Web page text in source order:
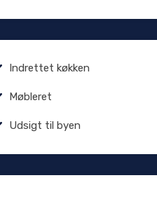
Indrettet køkken
Møbleret
Udsigt til byen